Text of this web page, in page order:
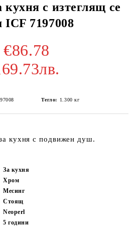
кухня с изтеглящ се
ICF 7197008
€86.78
Тегло: 1.300 кг
кухня с подвижен душ.
За кухня
Хром
Месинг
Стоящ
Neoperl
5години